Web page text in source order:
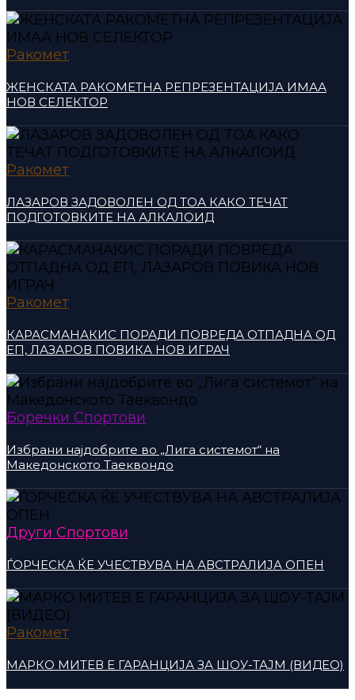
Ракомет
ЖЕНСКАТА РАКОМЕТНА РЕПРЕЗЕНТАЦИЈА ИМАА
НОВ СЕЛЕКТОР
Ракомет
ЛАЗАРОВ ЗАДОВОЛЕН ОД ТОА КАКО ТЕЧАТ
ПОДГОТОВКИТЕ НА АЛКАЛОИД
Ракомет
КАРАСМАНАКИС ПОРАДИ ПОВРЕДА ОТПАДНА ОД
ЕП, ЛАЗАРОВ ПОВИКА НОВ ИГРАЧ
Боречки Спортови
Избрани најдобрите во „Лига системот“ на
Македонското Таеквондо
Други Спортови
ЃОРЧЕСКА ЌЕ УЧЕСТВУВА НА АВСТРАЛИЈА ОПЕН
Ракомет
МАРКО МИТЕВ Е ГАРАНЦИЈА ЗА ШОУ-ТАЈМ (ВИДЕО)